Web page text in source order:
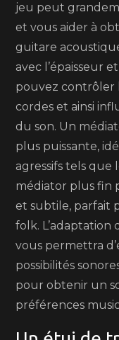
jeu peut
et vous aider à
guitare
avec l’épaisseur
pouvez contrôler
cordes et ainsi
du son. Un
plus puissante,
agressifs tels que
médiator plus fin
et subtile, parfait
folk.
vous permettra
possibilités
pour obtenir un
préférences